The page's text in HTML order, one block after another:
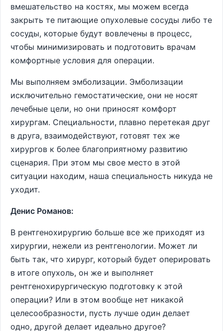
вмешательство на костях, мы можем всегда
закрыть те питающие опухолевые сосуды либо те
сосуды, которые будут вовлечены в процесс,
чтобы минимизировать и подготовить врачам
комфортные условия для операции.
Мы выполняем эмболизации. Эмболизации
исключительно гемостатические, они не носят
лечебные цели, но они приносят комфорт
хирургам. Специальности, плавно перетекая друг
в друга, взаимодействуют, готовят тех же
хирургов к более благоприятному развитию
сценария. При этом мы свое место в этой
ситуации находим, наша специальность никуда не
уходит.
Денис Романов:
В рентгенохирургию больше все же приходят из
хирургии, нежели из рентгенологии. Может ли
быть так, что хирург, который будет оперировать
в итоге опухоль, он же и выполняет
рентгенохирургическую подготовку к этой
операции? Или в этом вообще нет никакой
целесообразности, пусть лучше один делает
одно, другой делает идеально другое?